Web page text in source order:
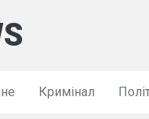
Кримінал